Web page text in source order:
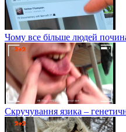
Чому все більше людей
Скручування язика –